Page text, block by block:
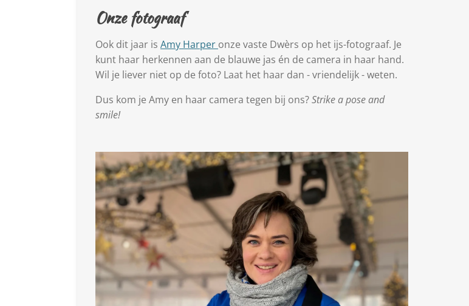
Onze fotograaf
Ook dit jaar is Amy Harper onze vaste Dwèrs op het ijs-fotograaf. Je
kunt haar herkennen aan de blauwe jas én de camera in haar hand.
Wil je liever niet op de foto? Laat het haar dan - vriendelijk - weten.
Dus kom je Amy en haar camera tegen bij ons?Strike a pose and
smile!